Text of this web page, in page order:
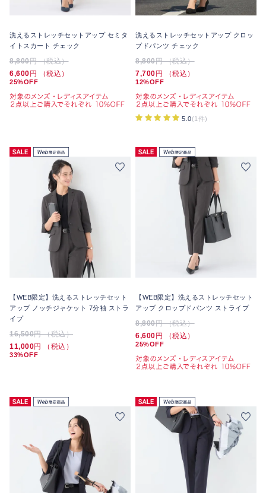
洗えるストレッチセットアップ セミタ
イトスカート チェック
8,800円 （税込）
6,600円 （税込）
25%OFF
洗えるストレッチセットアップ クロッ
プドパンツ チェック
8,800円 （税込）
7,700円 （税込）
12%OFF
5.0(1件)
【WEB限定】洗えるストレッチセット
アップ ノッチジャケット 7分袖 ストラ
イプ
16,500円 （税込）
11,000円 （税込）
33%OFF
【WEB限定】洗えるストレッチセット
アップ クロップドパンツ ストライプ
8,800円 （税込）
6,600円 （税込）
25%OFF